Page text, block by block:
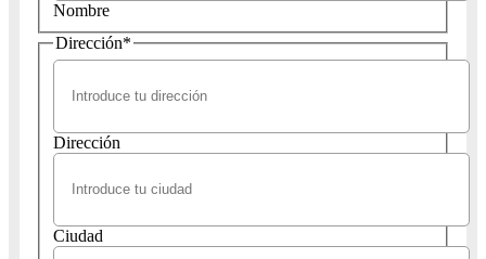
Nombre
Dirección*
Dirección
Ciudad